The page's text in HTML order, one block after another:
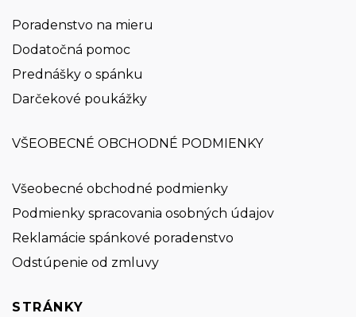
Poradenstvo na mieru
Dodatočná pomoc
Prednášky o spánku
Darčekové poukážky
VŠEOBECNÉ OBCHODNÉ PODMIENKY
Všeobecné obchodné podmienky
Podmienky spracovania osobných údajov
Reklamácie spánkové poradenstvo
Odstúpenie od zmluvy
STRÁNKY